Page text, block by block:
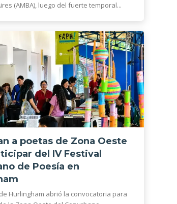
(AMBA), luego del fuerte temporal...
a poetas de Zona Oeste
del IV Festival
de Poesía en
Hurlingham abrió la convocatoria para